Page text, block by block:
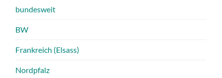
bundesweit
BW
Frankreich (Elsass)
Nordpfalz